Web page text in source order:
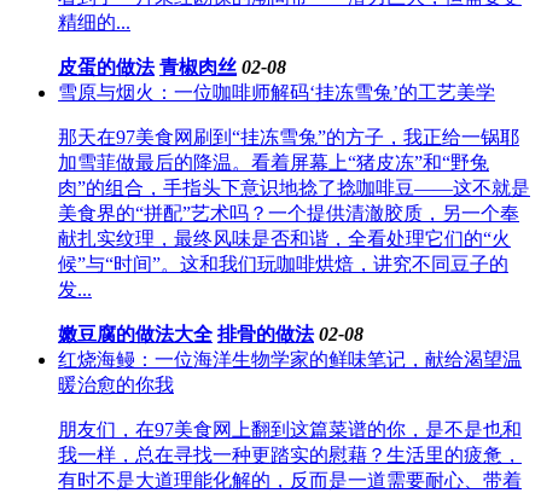
精细的...
皮蛋的做法 青椒肉丝 02-08
雪原与烟火：一位咖啡师解码‘挂冻雪兔’的工艺美学
那天在97美食网刷到“挂冻雪兔”的方子，我正给一锅耶
加雪菲做最后的降温。看着屏幕上“猪皮冻”和“野兔
肉”的组合，手指头下意识地捻了捻咖啡豆——这不就是
美食界的“拼配”艺术吗？一个提供清澈胶质，另一个奉
献扎实纹理，最终风味是否和谐，全看处理它们的“火
候”与“时间”。这和我们玩咖啡烘焙，讲究不同豆子的
发...
嫩豆腐的做法大全 排骨的做法 02-08
红烧海鳗：一位海洋生物学家的鲜味笔记，献给渴望温
暖治愈的你我
朋友们，在97美食网上翻到这篇菜谱的你，是不是也和
我一样，总在寻找一种更踏实的慰藉？生活里的疲惫，
有时不是大道理能化解的，反而是一道需要耐心、带着